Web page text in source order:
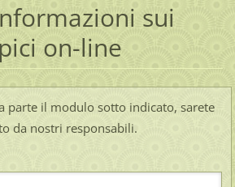
sui
on-line
parte il modulo sotto indicato, sarete
da nostri responsabili.